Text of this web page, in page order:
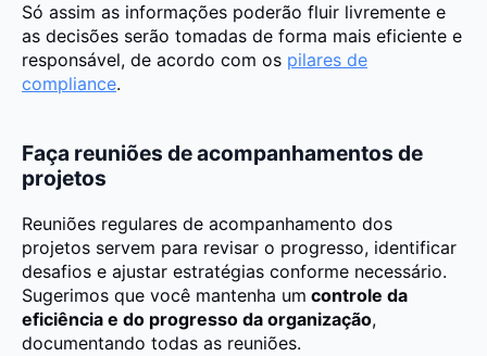
Só assim as informações poderão fluir livremente e
as decisões serão tomadas de forma mais eficiente e
responsável, de acordo com os pilares de
compliance.
Faça reuniões de acompanhamentos de
projetos
Reuniões regulares de acompanhamento dos
projetos servem para revisar o progresso, identificar
desafios e ajustar estratégias conforme necessário.
Sugerimos que você mantenha um controle da
eficiência e do progresso da organização,
documentando todas as reuniões.